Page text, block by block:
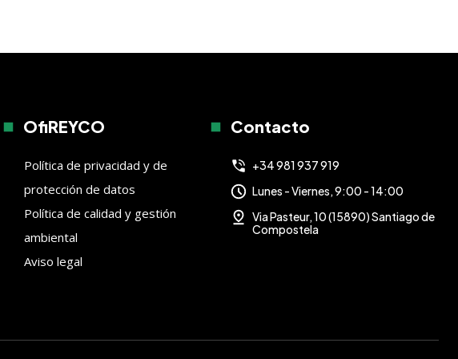
OfiREYCO
Política de privacidad y de
protección de datos
Política de calidad y gestión
ambiental
Aviso legal
Contacto
+34 981 937 919
Lunes - Viernes, 9:00 - 14:00
Via Pasteur, 10 (15890) Santiago de
Compostela